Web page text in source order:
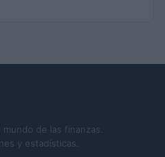
de las finanzas.
y estadísticas.